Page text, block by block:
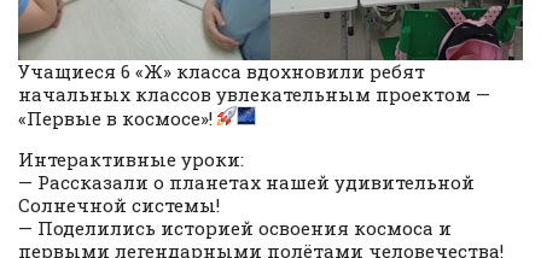
Учащиеся 6 «Ж» класса вдохновили ребят
начальных классов увлекательным проектом —
«Первые в космосе»!
Интерактивные уроки:
— Рассказали о планетах нашей удивительной
Солнечной системы!
— Поделились историей освоения космоса и
первыми легендарными полётами человечества!